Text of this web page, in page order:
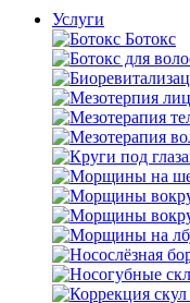
Услуги
Ботокс